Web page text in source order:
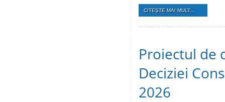
CITEŞTE MAI MULT...
Proiectul de
Deciziei
2026